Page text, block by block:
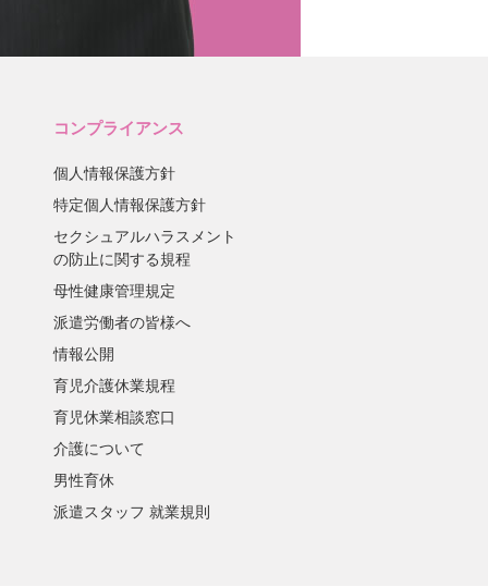
コンプライアンス
個人情報保護方針
特定個人情報保護方針
セクシュアルハラスメント
の防止に関する規程
母性健康管理規定
派遣労働者の皆様へ
情報公開
育児介護休業規程
育児休業相談窓口
介護について
男性育休
派遣スタッフ 就業規則